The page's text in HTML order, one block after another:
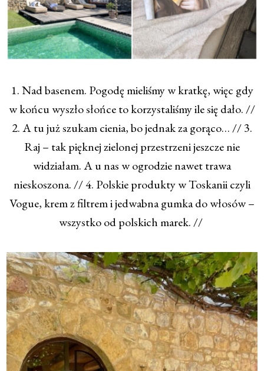
1. Nad basenem. Pogodę mieliśmy w kratkę, więc gdy
w końcu wyszło słońce to korzystaliśmy ile się dało. //
2. A tu już szukam cienia, bo jednak za gorąco… // 3.
Raj – tak pięknej zielonej przestrzeni jeszcze nie
widziałam. A u nas w ogrodzie nawet trawa
nieskoszona. // 4. Polskie produkty w Toskanii czyli
Vogue, krem z filtrem i jedwabna gumka do włosów –
wszystko od polskich marek. //